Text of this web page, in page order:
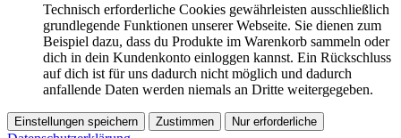
Technisch erforderliche Cookies gewährleisten ausschließlich
grundlegende Funktionen unserer Webseite. Sie dienen zum
Beispiel dazu, dass du Produkte im Warenkorb sammeln oder
dich in dein Kundenkonto einloggen kannst. Ein Rückschluss
auf dich ist für uns dadurch nicht möglich und dadurch
anfallende Daten werden niemals an Dritte weitergegeben.
Einstellungen speichern Zustimmen Nur erforderliche